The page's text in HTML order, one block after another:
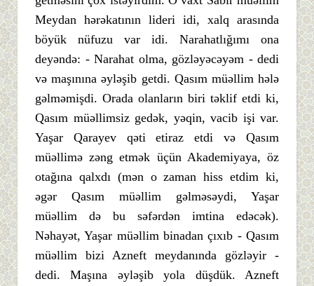
Meydan hərəkatının lideri idi, xalq arasında
böyük nüfuzu var idi. Narahatlığımı ona
deyəndə: - Narahat olma, gözləyəcəyəm - dedi
və maşınına əyləşib getdi. Qasım müəllim hələ
gəlməmişdi. Orada olanların biri təklif etdi ki,
Qasım müəllimsiz gedək, yəqin, vacib işi var.
Yaşar Qarayev qəti etiraz etdi və Qasım
müəllimə zəng etmək üçün Akademiyaya, öz
otağına qalxdı (mən o zaman hiss etdim ki,
əgər Qasım müəllim gəlməsəydi, Yaşar
müəllim də bu səfərdən imtina edəcək).
Nəhayət, Yaşar müəllim binadan çıxıb - Qasım
müəllim bizi Azneft meydanında gözləyir -
dedi. Maşına əyləşib yola düşdük. Azneft